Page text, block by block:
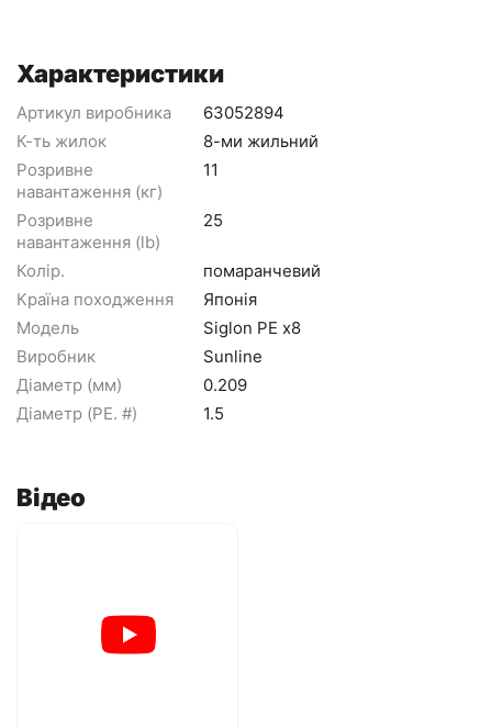
Характеристики
Артикул виробника
63052894
К-ть жилок
8-ми жильний
Розривне
навантаження (кг)
11
Розривне
навантаження (lb)
25
Колір.
помаранчевий
Країна походження
Японія
Модель
Siglon PE х8
Виробник
Sunline
Діаметр (мм)
0.209
Діаметр (PE. #)
1.5
Відео